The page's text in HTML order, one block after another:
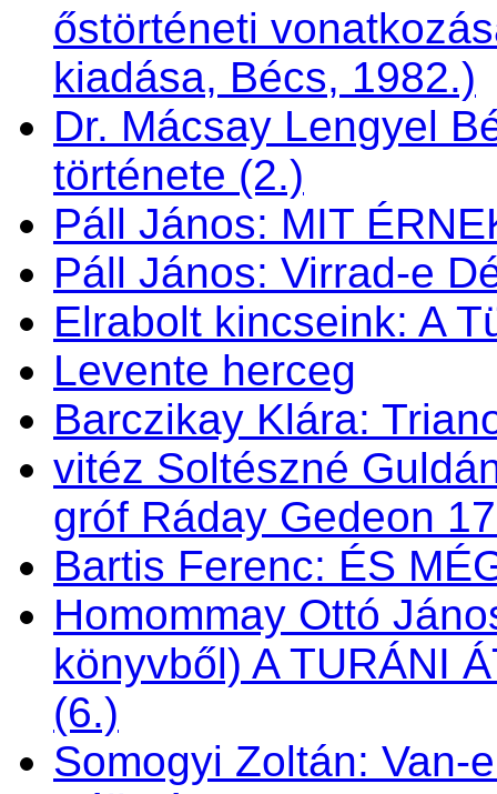
őstörténeti
kiadása, Bécs, 1982.)
Dr. Mácsay Lengyel
története (2.)
Páll János: MIT
Páll János: Virrad-e
Elrabolt kincseink: A
Levente herceg
Barczikay Klára:
vitéz Soltészné
gróf Ráday Gedeon
Bartis Ferenc: ÉS
Homommay Ottó
könyvből) A TURÁNI
(6.)
Somogyi Zoltán: Van-